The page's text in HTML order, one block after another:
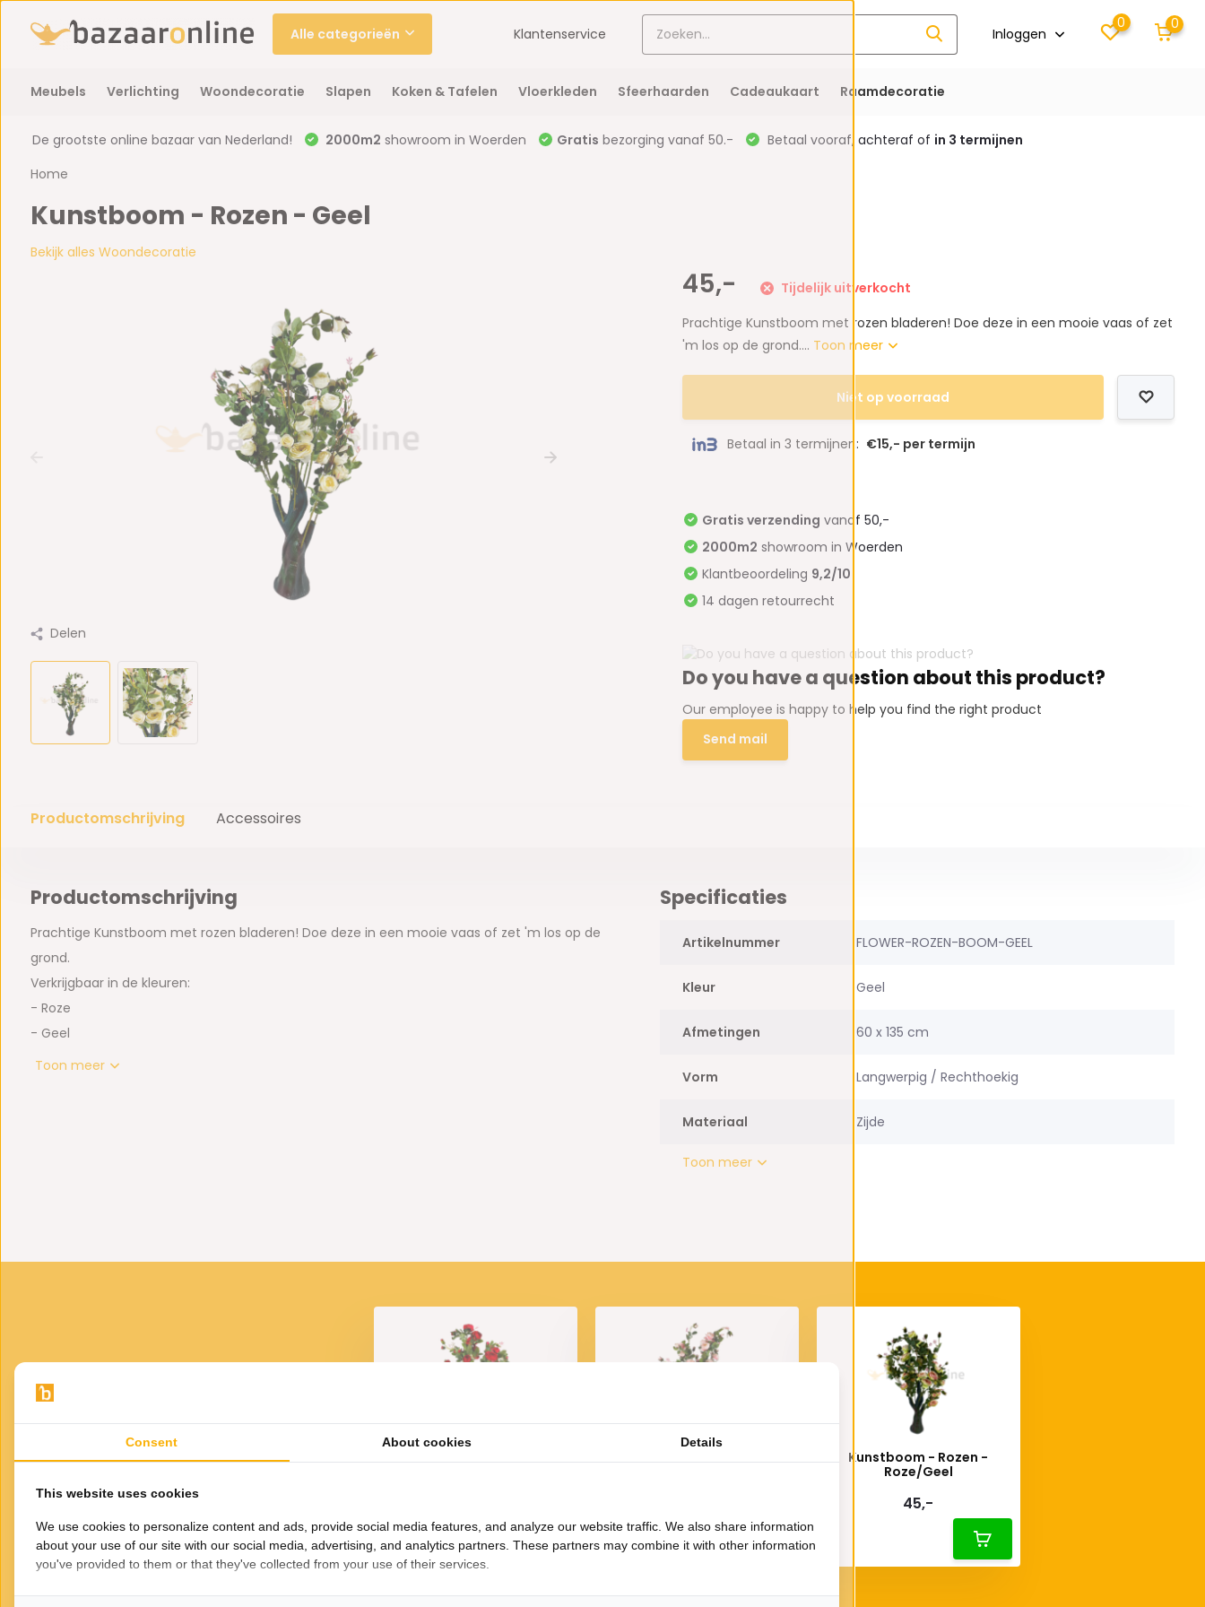
Alle categorieën Klantenservice Inloggen
0 0
Meubels Verlichting Woondecoratie Slapen Koken & Tafelen Vloerkleden Sfeerhaarden Cadeaukaart Raamdecoratie
De grootste online bazaar van Nederland! 2000m2 showroom in Woerden Gratis bezorging vanaf 50.- Betaal vooraf, achteraf of in 3 termijnen
Home
Kunstboom - Rozen - Geel
Bekijk alles Woondecoratie
Delen
45,-
Tijdelijk uitverkocht
Prachtige Kunstboom met rozen bladeren! Doe deze in een mooie vaas of zet
'm los op de grond.... Toon meer
Niet op voorraad
Betaal in 3 termijnen: €15,- per termijn
Gratis verzending vanaf 50,-
2000m2 showroom in Woerden
Klantbeoordeling 9,2/10
14 dagen retourrecht
Do you have a question about this product?
Our employee is happy to help you find the right product
Send mail
Productomschrijving Accessoires
Productomschrijving
Prachtige Kunstboom met rozen bladeren! Doe deze in een mooie vaas of zet 'm los op de
grond.
Verkrijgbaar in de kleuren:
- Roze
- Geel
- Rood
Toon meer
Specificaties
Artikelnummer FLOWER-ROZEN-BOOM-GEEL
Kleur Geel
Afmetingen 60 x 135 cm
Vorm Langwerpig / Rechthoekig
Materiaal Zijde
Toon meer
VOOR JOU GESELECTEERD
Gerelateerde
producten
Kunstboom - Rozen - Rood Kunstboom - Rozen - Roze
Kunstboom - Rozen -
Roze/Geel
45,-
Consent About cookies Details
This website uses cookies
We use cookies to personalize content and ads, provide social media features, and analyze our website traffic. We also share information
about your use of our site with our social media, advertising, and analytics partners. These partners may combine it with other information
you've provided to them or that they've collected from your use of their services.